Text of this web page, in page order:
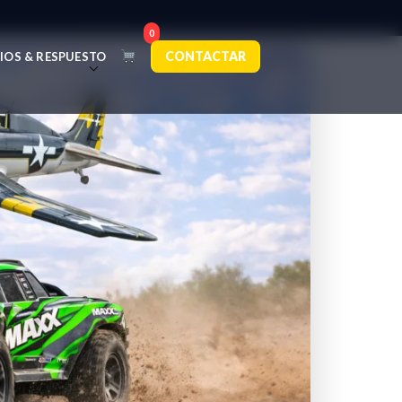
& RESPUESTO
0
CONTACTAR